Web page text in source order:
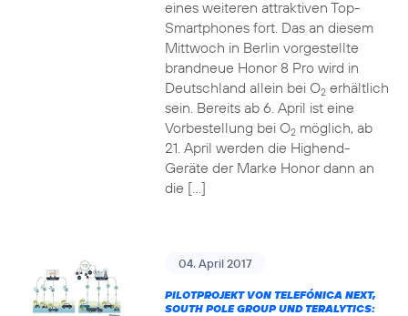
eines weiteren attraktiven Top-
Smartphones fort. Das an diesem
Mittwoch in Berlin vorgestellte
brandneue Honor 8 Pro wird in
Deutschland allein bei O2erhältlich
sein. Bereits ab 6. April ist eine
Vorbestellung bei O2möglich, ab
21. April werden die Highend-
Geräte der Marke Honor dann an
die […]
04. April 2017
PILOTPROJEKT VON TELEFÓNICA NEXT,
SOUTH POLE GROUP UND TERALYTICS: